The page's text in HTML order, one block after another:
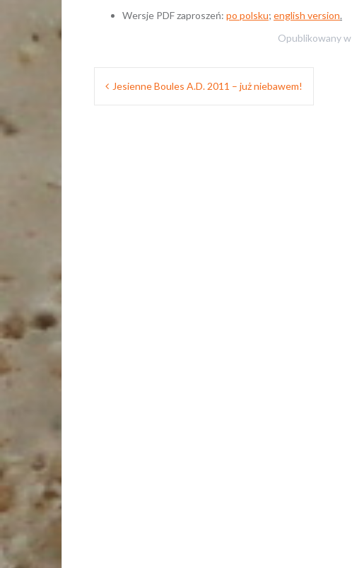
Wersje PDF zaproszeń: po polsku; english version.
Opublikowany w
Nawigacja
Jesienne Boules A.D. 2011 – już niebawem!